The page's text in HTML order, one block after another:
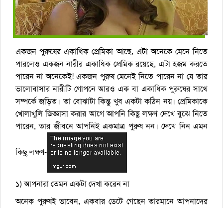
একজন পুরুষের একাধিক প্রেমিকা আছে, এটা অনেকে মেনে নিতে
পারলেও একজন নারীর একাধিক প্রেমিক রয়েছে, এটা হজম করতে
পারেন না অনেকেই! একজন পুরুষ মেনেই নিতে পারেন না যে তার
ভালোবাসার নারীটি গোপনে আরও এক বা একাধিক পুরুষের সাথে
সম্পর্কে জড়িত। তা বোঝাটা কিন্তু খুব একটা কঠিন নয়। প্রেমিকাকে
খোলাখুলি জিজ্ঞাসা করার আগে আপনি কিছু লক্ষণ দেখে বুঝে নিতে
পারেন, তার জীবনে আপনিই একমাত্র পুরুষ নন। দেখে নিন এমন
কিছু লক্ষণ-
১) আপনারা তেমন একটা দেখা করেন না
অনেক পুরুষই ভাবেন, একবার ডেটে গেছেন তারমানে আপনাদের